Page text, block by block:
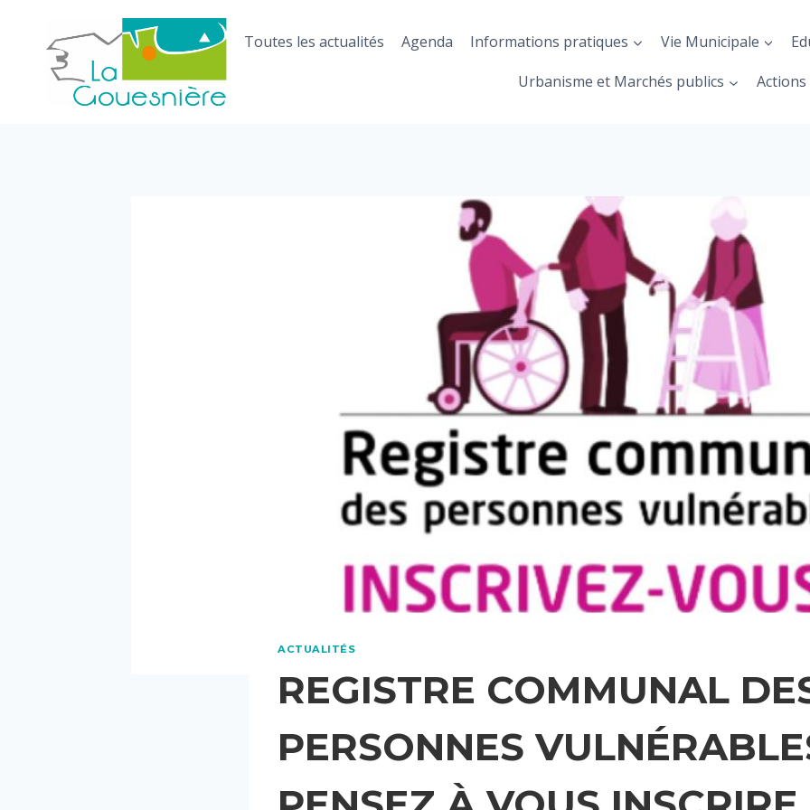
contenu
Toutes les actualités Agenda Informations pratiques Vie Municipale
Urbanisme et Marchés publics Actions
ACTUALITÉS
REGISTRE COMMUNAL
PERSONNES